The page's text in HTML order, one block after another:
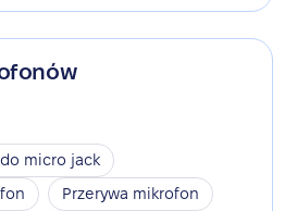
micro jack
Przerywa mikrofon